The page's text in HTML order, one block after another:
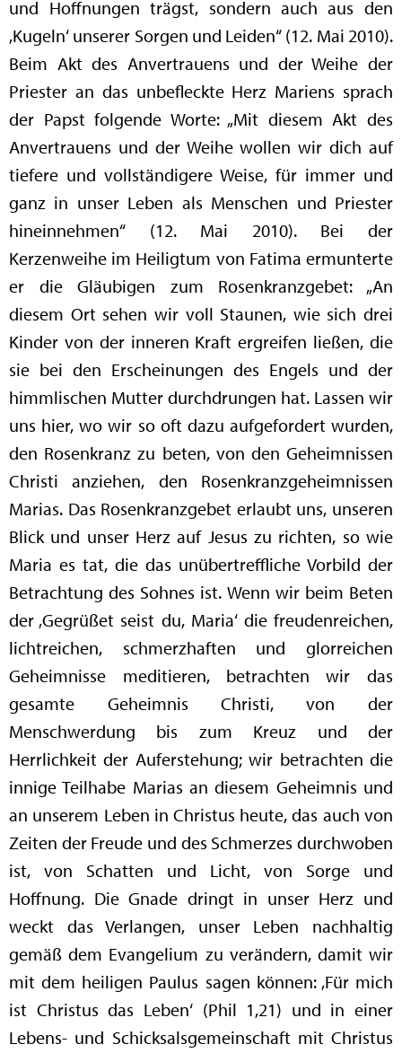
und Hoffnungen trägst, sondern auch aus den
‚Kugeln‘ unserer Sorgen und Leiden“ (12. Mai 2010).
Beim Akt des Anvertrauens und der Weihe der
Priester an das unbefleckte Herz Mariens sprach
der Papst folgende Worte: „Mit diesem Akt des
Anvertrauens und der Weihe wollen wir dich auf
tiefere und vollständigere Weise, für immer und
ganz in unser Leben als Menschen und Priester
hineinnehmen“ (12. Mai 2010). Bei der
Kerzenweihe im Heiligtum von Fatima ermunterte
er die Gläubigen zum Rosenkranzgebet: „An
diesem Ort sehen wir voll Staunen, wie sich drei
Kinder von der inneren Kraft ergreifen ließen, die
sie bei den Erscheinungen des Engels und der
himmlischen Mutter durchdrungen hat. Lassen wir
uns hier, wo wir so oft dazu aufgefordert wurden,
den Rosenkranz zu beten, von den Geheimnissen
Christi anziehen, den Rosenkranzgeheimnissen
Marias. Das Rosenkranzgebet erlaubt uns, unseren
Blick und unser Herz auf Jesus zu richten, so wie
Maria es tat, die das unübertreffliche Vorbild der
Betrachtung des Sohnes ist. Wenn wir beim Beten
der ‚Gegrüßet seist du, Maria‘ die freudenreichen,
lichtreichen, schmerzhaften und glorreichen
Geheimnisse meditieren, betrachten wir das
gesamte Geheimnis Christi, von der
Menschwerdung bis zum Kreuz und der
Herrlichkeit der Auferstehung; wir betrachten die
innige Teilhabe Marias an diesem Geheimnis und
an unserem Leben in Christus heute, das auch von
Zeiten der Freude und des Schmerzes durchwoben
ist, von Schatten und Licht, von Sorge und
Hoffnung. Die Gnade dringt in unser Herz und
weckt das Verlangen, unser Leben nachhaltig
gemäß dem Evangelium zu verändern, damit wir
mit dem heiligen Paulus sagen können: ‚Für mich
ist Christus das Leben‘ (Phil 1,21) und in einer
Lebens- und Schicksalsgemeinschaft mit Christus